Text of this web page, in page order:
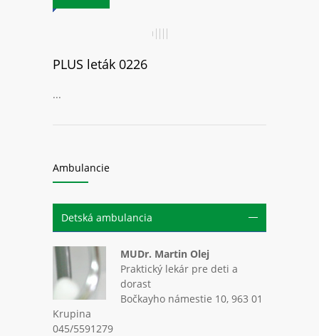
PLUS leták 0226
...
Ambulancie
Detská ambulancia
MUDr. Martin Olej
Praktický lekár pre deti a
dorast
Bočkayho námestie 10, 963 01
Krupina
045/5591279